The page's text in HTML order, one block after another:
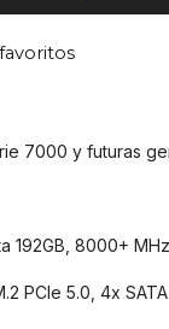
7000 y futuras
192GB, 8000+
PCIe 5.0, 4x SATA